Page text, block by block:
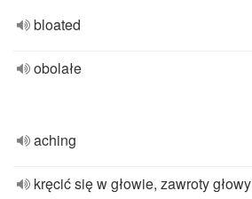
bloated
obolałe
aching
kręcić się w głowie, zawroty głowy